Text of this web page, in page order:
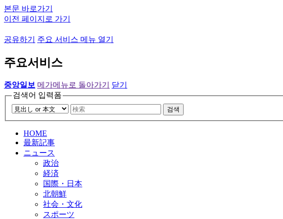
본문 바로가기
이전 페이지로 가기
공유하기 주요 서비스 메뉴 열기
주요서비스
중앙일보 메가메뉴로 돌아가기
닫기
검색어 입력폼
검색
HOME
最新記事
ニュース
政治
経済
国際・日本
北朝鮮
社会・文化
スポーツ